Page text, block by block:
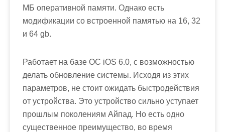
МБ оперативной памяти. Однако есть
модификации со встроенной памятью на 16, 32
и 64 gb.
Работает на базе ОС iOS 6.0, с возможностью
делать обновление системы. Исходя из этих
параметров, не стоит ожидать быстродействия
от устройства. Это устройство сильно уступает
прошлым поколениям Айпад. Но есть одно
существенное преимущество, во время